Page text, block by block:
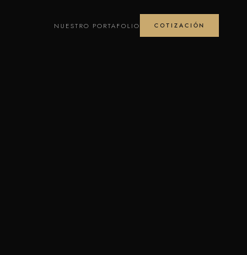
NUESTRO PORTAFOLIO COTIZACIÓN